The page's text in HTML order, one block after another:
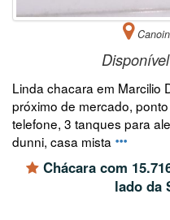
Linda chacara em Marcilio
próximo de mercado,
telefone, 3 tanques para
dunni, casa mista
Chácara com
lado da